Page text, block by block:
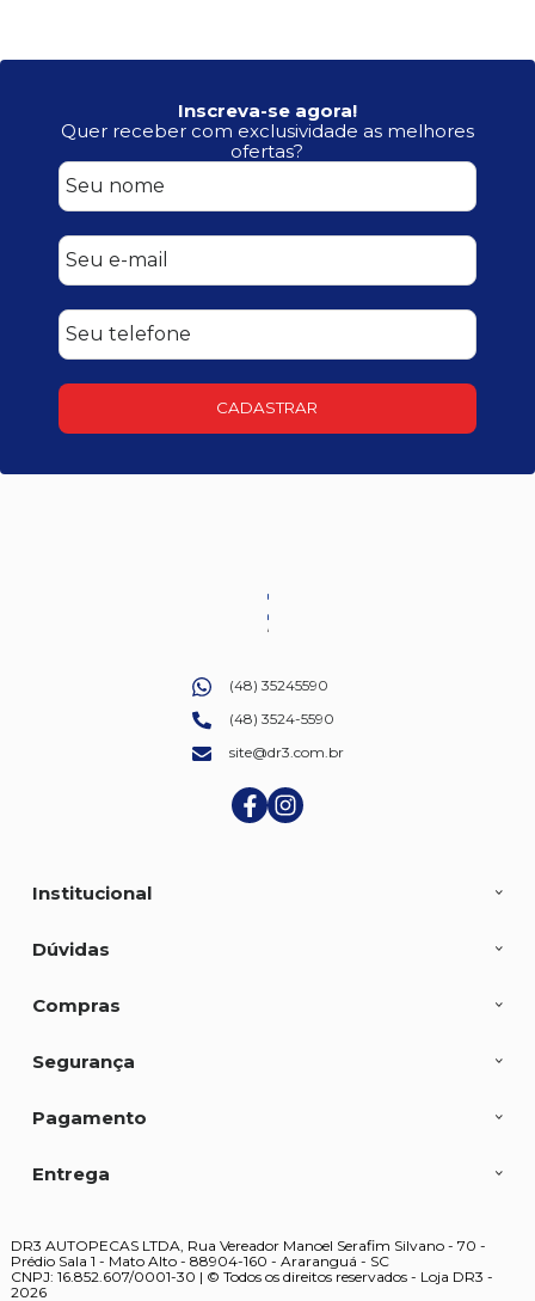
Inscreva-se agora!
Quer receber com exclusividade as melhores
ofertas?
CADASTRAR
(48) 35245590
(48) 3524-5590
site@dr3.com.br
Institucional
Dúvidas
Compras
Segurança
Pagamento
Entrega
DR3 AUTOPECAS LTDA, Rua Vereador Manoel Serafim Silvano - 70 -
Prédio Sala 1 - Mato Alto - 88904-160 - Araranguá - SC
CNPJ: 16.852.607/0001-30 | © Todos os direitos reservados - Loja DR3 -
2026